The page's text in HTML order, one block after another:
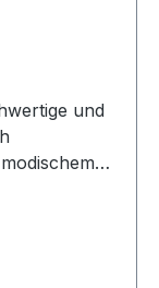
und